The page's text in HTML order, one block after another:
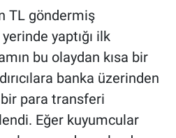
TL göndermiş
yaptığı ilk
bu olaydan kısa bir
banka üzerinden
para transferi
Eğer kuyumcular